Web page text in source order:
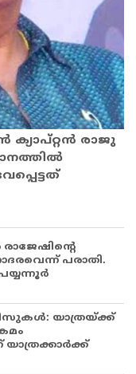
രാജു
പരാതി.
യാത്രയ്ക്ക്